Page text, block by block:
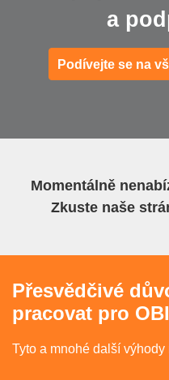
a
Podívejte se na
Momentálně
Zkuste naše
Přesvědčivé
pracovat pro OBI
Tyto a mnohé další